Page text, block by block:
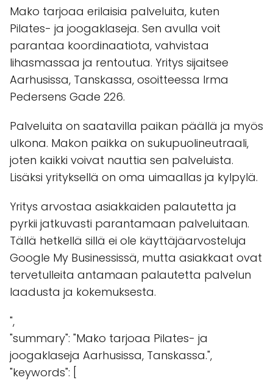
Mako tarjoaa erilaisia palveluita, kuten
Pilates- ja joogaklaseja. Sen avulla voit
parantaa koordinaatiota, vahvistaa
lihasmassaa ja rentoutua. Yritys sijaitsee
Aarhusissa, Tanskassa, osoitteessa Irma
Pedersens Gade 226.
Palveluita on saatavilla paikan päällä ja myös
ulkona. Makon paikka on sukupuolineutraali,
joten kaikki voivat nauttia sen palveluista.
Lisäksi yrityksellä on oma uimaallas ja kylpylä.
Yritys arvostaa asiakkaiden palautetta ja
pyrkii jatkuvasti parantamaan palveluitaan.
Tällä hetkellä sillä ei ole käyttäjäarvosteluja
Google My Businessissä, mutta asiakkaat ovat
tervetulleita antamaan palautetta palvelun
laadusta ja kokemuksesta.
",
"summary": "Mako tarjoaa Pilates- ja
joogaklaseja Aarhusissa, Tanskassa.",
"keywords": [